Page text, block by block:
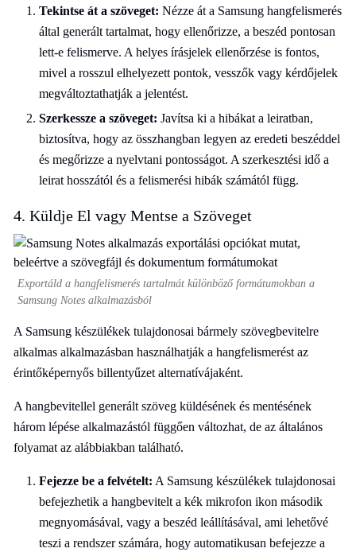
Tekintse át a szöveget: Nézze át a Samsung hangfelismerés
által generált tartalmat, hogy ellenőrizze, a beszéd pontosan
lett-e felismerve. A helyes írásjelek ellenőrzése is fontos,
mivel a rosszul elhelyezett pontok, vesszők vagy kérdőjelek
megváltoztathatják a jelentést.
Szerkessze a szöveget: Javítsa ki a hibákat a leiratban,
biztosítva, hogy az összhangban legyen az eredeti beszéddel
és megőrizze a nyelvtani pontosságot. A szerkesztési idő a
leirat hosszától és a felismerési hibák számától függ.
4. Küldje El vagy Mentse a Szöveget
Exportáld a hangfelismerés tartalmát különböző formátumokban a
Samsung Notes alkalmazásból
A Samsung készülékek tulajdonosai bármely szövegbevitelre
alkalmas alkalmazásban használhatják a hangfelismerést az
érintőképernyős billentyűzet alternatívájaként.
A hangbevitellel generált szöveg küldésének és mentésének
három lépése alkalmazástól függően változhat, de az általános
folyamat az alábbiakban található.
Fejezze be a felvételt: A Samsung készülékek tulajdonosai
befejezhetik a hangbevitelt a kék mikrofon ikon második
megnyomásával, vagy a beszéd leállításával, ami lehetővé
teszi a rendszer számára, hogy automatikusan befejezze a